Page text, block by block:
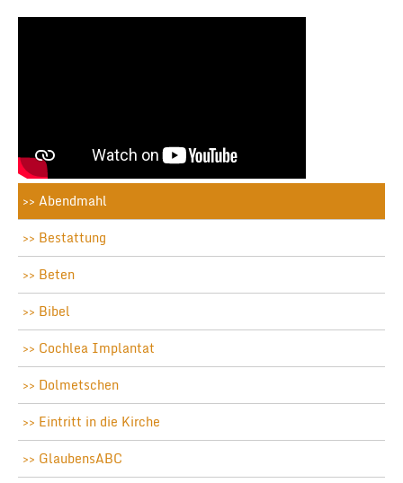
Abendmahl
Bestattung
Beten
Bibel
Cochlea Implantat
Dolmetschen
Eintritt in die Kirche
GlaubensABC